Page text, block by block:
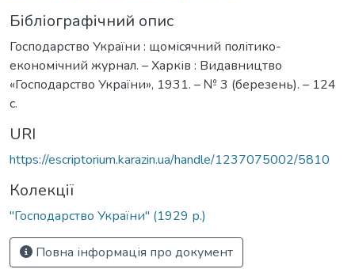
Бібліографічний опис
Господарство України : щомісячний політико-
економічний журнал. – Харків : Видавництво
«Господарство України», 1931. – № 3 (березень). – 124
с.
URI
https://escriptorium.karazin.ua/handle/1237075002/5810
Колекції
"Господарство України" (1929 р.)
Повна інформація про документ